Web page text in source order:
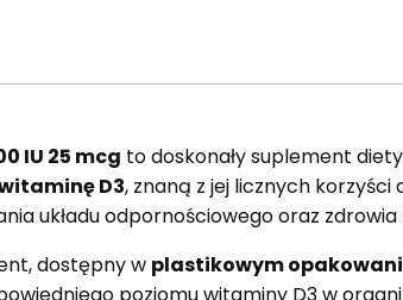
IU 25 mcg to doskonały suplement
D3, znaną z jej licznych
układu odpornościowego oraz zdrowia
dostępny w plastikowym